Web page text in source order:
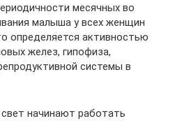
месячных во
малыша у всех женщин
определяется активностью
желез, гипофиза,
системы в
начинают работать